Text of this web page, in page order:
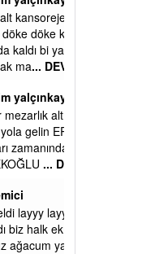
aralarında
su
o
lokantası